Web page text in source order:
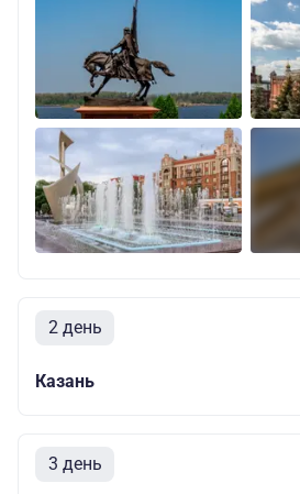
2 день
Казань
3 день